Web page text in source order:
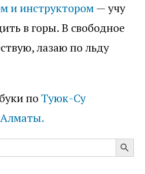
и инструктором — учу
в горы. В свободное
лазаю по льду
по Туюк-Су
Search